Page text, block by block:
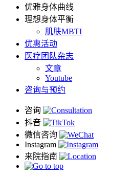
优雅身体曲线
理想身体平衡
肌肤MBTI
优惠活动
医疗团队杂志
文章
Youtube
咨询与预约